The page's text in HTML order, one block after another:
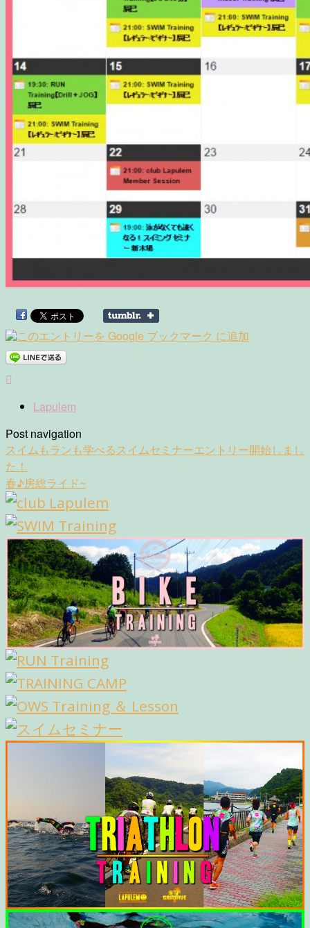
Lapulem
Post navigation
スイムもランも学べるスイムセミナーエントリー開始しまし
た！
春♪房総ライド~